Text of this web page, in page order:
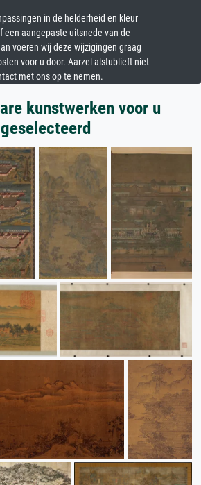
in de helderheid en kleur
een aangepaste uitsnede van de
voeren wij deze wijzigingen graag
voor u door. Aarzel alstublieft niet
met ons op te nemen.
kunstwerken voor u
geselecteerd